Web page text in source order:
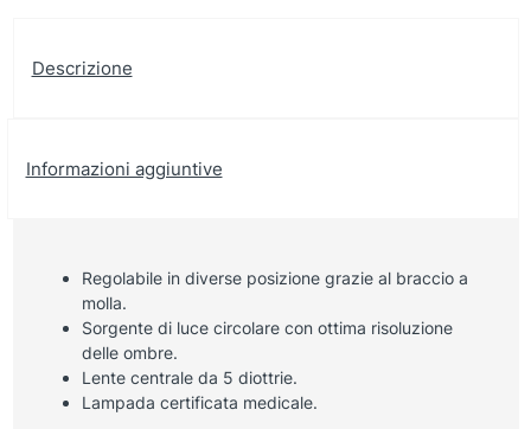
Descrizione
Informazioni aggiuntive
Regolabile in diverse posizione grazie al braccio a
molla.
Sorgente di luce circolare con ottima risoluzione
delle ombre.
Lente centrale da 5 diottrie.
Lampada certificata medicale.